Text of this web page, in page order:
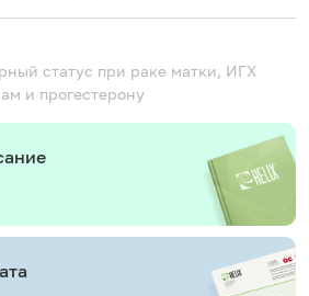
статус при раке матки, ИГХ
и прогестерону